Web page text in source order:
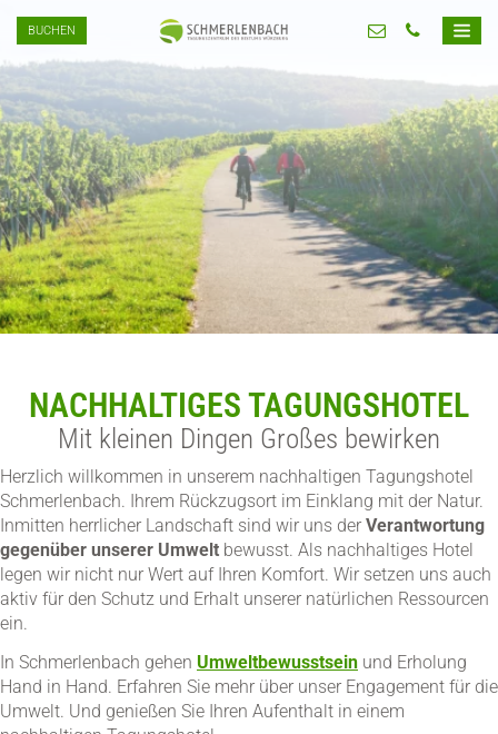
BUCHEN
NACHHALTIGES TAGUNGSHOTEL
Mit kleinen Dingen Großes bewirken
Herzlich willkommen in unserem nachhaltigen Tagungshotel
Schmerlenbach. Ihrem Rückzugsort im Einklang mit der Natur.
Inmitten herrlicher Landschaft sind wir uns der Verantwortung
gegenüber unserer Umwelt bewusst. Als nachhaltiges Hotel
legen wir nicht nur Wert auf Ihren Komfort. Wir setzen uns auch
aktiv für den Schutz und Erhalt unserer natürlichen Ressourcen
ein.
In Schmerlenbach gehen Umweltbewusstsein und Erholung
Hand in Hand. Erfahren Sie mehr über unser Engagement für die
Umwelt. Und genießen Sie Ihren Aufenthalt in einem